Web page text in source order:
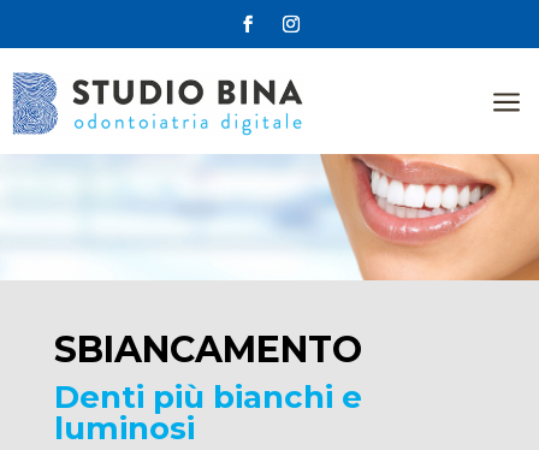
a
SBIANCAMENTO
Denti più bianchi e
luminosi